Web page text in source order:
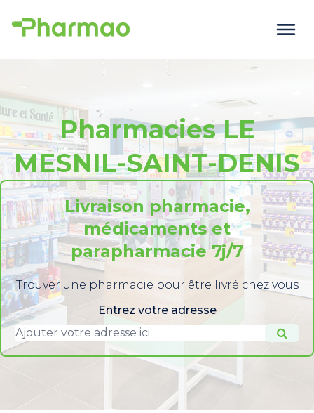
Pharmacies LE
MESNIL-SAINT-DENIS
Livraison pharmacie,
médicaments et
parapharmacie 7j/7
Trouver une pharmacie pour être livré chez vous
Entrez votre adresse